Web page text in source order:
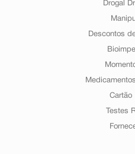
Drogal
Descontos
Cartão
Testes